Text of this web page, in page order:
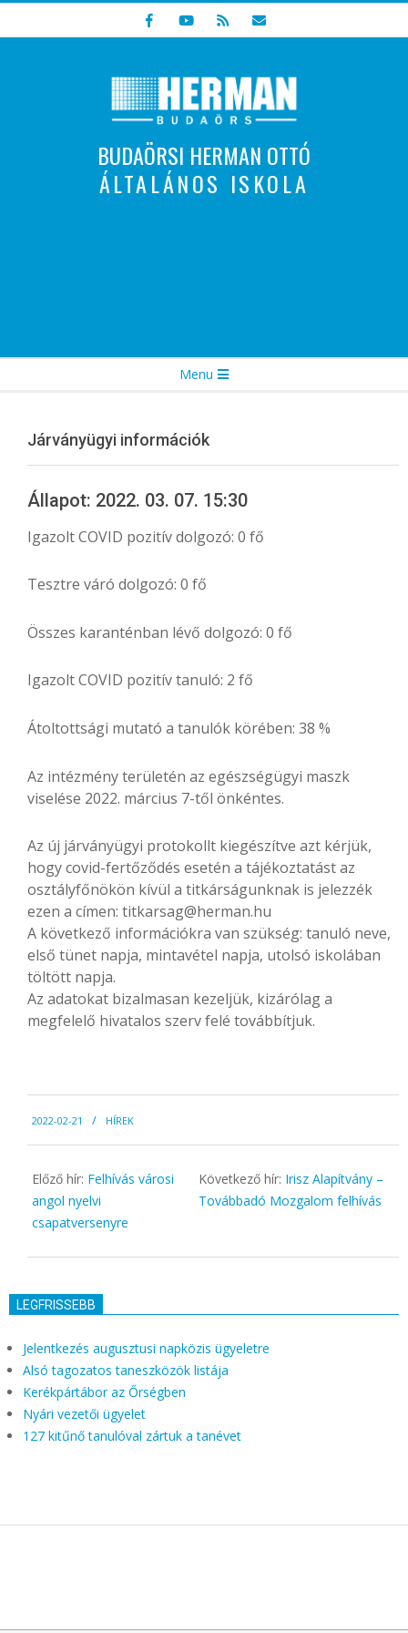
to
BUDAÖRSI HERMAN OTTÓ
ÁLTALÁNOS ISKOLA
Menu
Járványügyi információk
Állapot: 2022. 03. 07. 15:30
Igazolt COVID pozitív dolgozó: 0 fő
Tesztre váró dolgozó: 0 fő
Összes karanténban lévő dolgozó: 0 fő
Igazolt COVID pozitív tanuló: 2 fő
Átoltottsági mutató a tanulók körében: 38 %
Az intézmény területén az egészségügyi maszk
viselése 2022. március 7-től önkéntes.
Az új járványügyi protokollt kiegészítve azt kérjük,
hogy covid-fertőződés esetén a tájékoztatást az
osztályfőnökön kívül a titkárságunknak is jelezzék
ezen a címen: titkarsag@herman.hu
A következő információkra van szükség: tanuló neve,
első tünet napja, mintavétel napja, utolsó iskolában
töltött napja.
Az adatokat bizalmasan kezeljük, kizárólag a
megfelelő hivatalos szerv felé továbbítjuk.
02-
21
2022-02-21 HÍREK
Előző hír: Felhívás városi
angol nyelvi
csapatversenyre
Következő hír: Irisz Alapítvány –
Továbbadó Mozgalom felhívás
LEGFRISSEBB
Jelentkezés augusztusi napközis ügyeletre
Alsó tagozatos taneszközök listája
Kerékpártábor az Őrségben
Nyári vezetői ügyelet
127 kitűnő tanulóval zártuk a tanévet